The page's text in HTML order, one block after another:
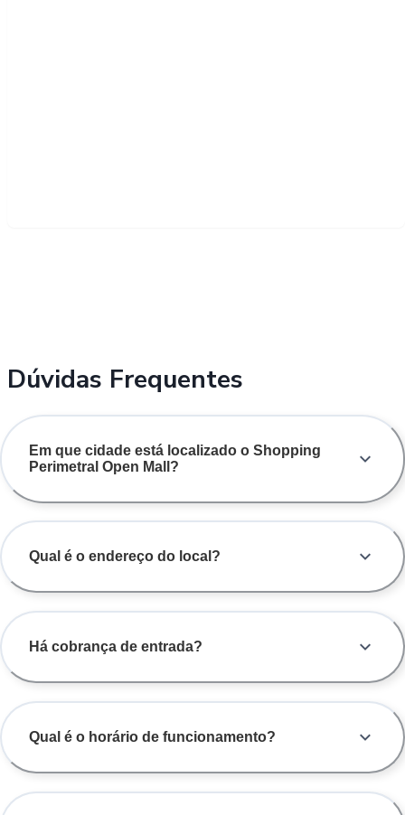
Dúvidas Frequentes
Em que cidade está localizado o Shopping
Perimetral Open Mall?
Qual é o endereço do local?
Há cobrança de entrada?
Qual é o horário de funcionamento?